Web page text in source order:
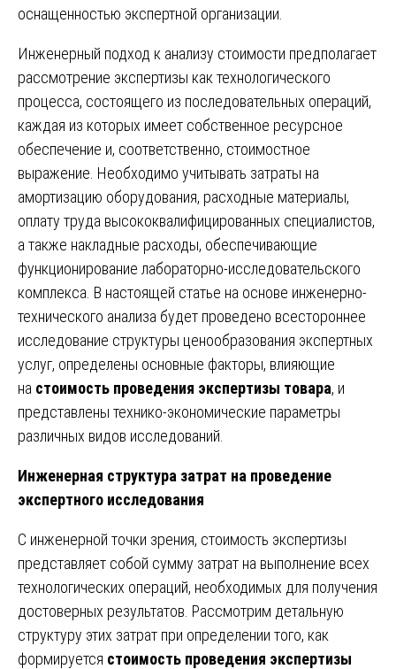
оснащенностью экспертной организации.
Инженерный подход к анализу стоимости предполагает
рассмотрение экспертизы как технологического
процесса, состоящего из последовательных операций,
каждая из которых имеет собственное ресурсное
обеспечение и, соответственно, стоимостное
выражение. Необходимо учитывать затраты на
амортизацию оборудования, расходные материалы,
оплату труда высококвалифицированных специалистов,
а также накладные расходы, обеспечивающие
функционирование лабораторно-исследовательского
комплекса. В настоящей статье на основе инженерно-
технического анализа будет проведено всестороннее
исследование структуры ценообразования экспертных
услуг, определены основные факторы, влияющие
на стоимость проведения экспертизы товара, и
представлены технико-экономические параметры
различных видов исследований.
Инженерная структура затрат на проведение
экспертного исследования
С инженерной точки зрения, стоимость экспертизы
представляет собой сумму затрат на выполнение всех
технологических операций, необходимых для получения
достоверных результатов. Рассмотрим детальную
структуру этих затрат при определении того, как
формируется стоимость проведения экспертизы